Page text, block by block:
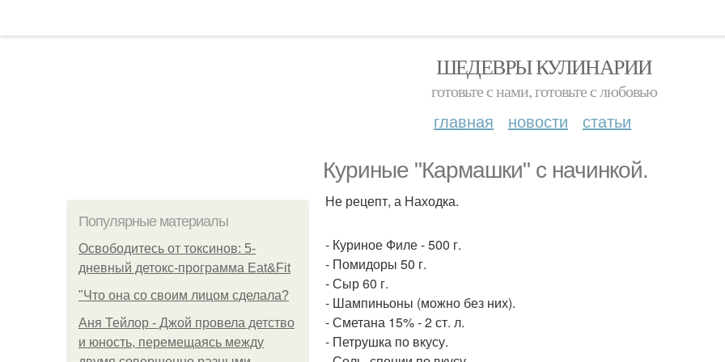
ШЕДЕВРЫ КУЛИНАРИИ
готовьте с нами, готовьте с любовью
главная новости статьи
Куриные "Кармашки" с начинкой.
Популярные материалы
Освободитесь от токсинов: 5-
дневный детокс-программа Eat&Fit
"Что она со своим лицом сделала?
Аня Тейлор - Джой провела детство
и юность, перемещаясь между
Не рецепт, а Находка.
- Куриное Филе - 500 г.
- Помидоры 50 г.
- Сыр 60 г.
- Шампиньоны (можно без них).
- Сметана 15% - 2 ст. л.
- Петрушка по вкусу.